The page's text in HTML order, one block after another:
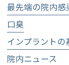
最先端の院内感
口臭
インプラントの
院内ニュース